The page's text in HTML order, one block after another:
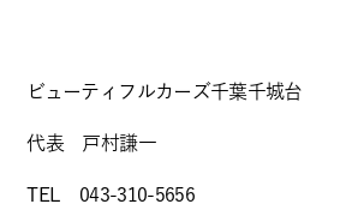
ビューティフルカーズ千葉千城台
代表 戸村謙一
TEL 043-310-5656